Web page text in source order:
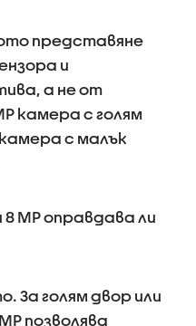
представяне
и
а не от
камера с голям
с малък
MP оправдава ли
За голям двор или
позволява